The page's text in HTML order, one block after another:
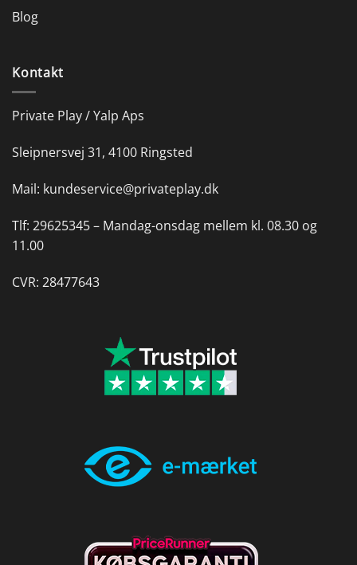
Blog
Kontakt
Private Play / Yalp Aps
Sleipnersvej 31, 4100 Ringsted
Mail: kundeservice@privateplay.dk
Tlf: 29625345 – Mandag-onsdag mellem kl. 08.30 og
11.00
CVR: 28477643